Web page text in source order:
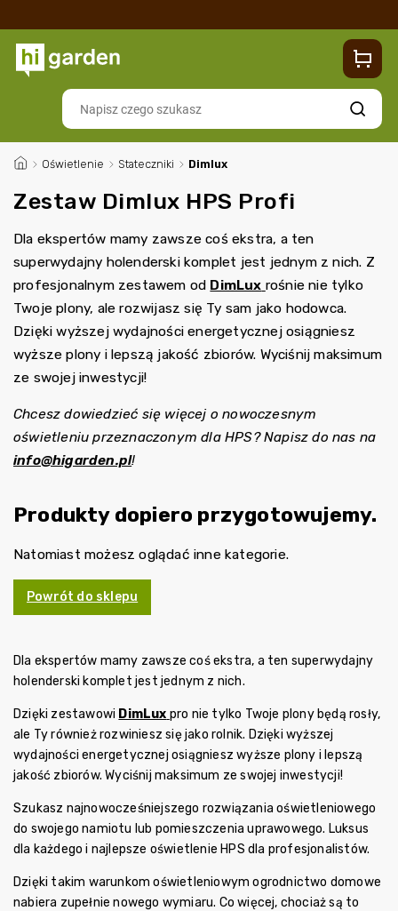
Contacts
Szukaj
/ Oświetlenie / Stateczniki / Dimlux
Zestaw Dimlux HPS Profi
Dla ekspertów mamy zawsze coś ekstra, a ten
superwydajny holenderski komplet jest jednym z nich. Z
profesjonalnym zestawem od DimLux rośnie nie tylko
Twoje plony, ale rozwijasz się Ty sam jako hodowca.
Dzięki wyższej wydajności energetycznej osiągniesz
wyższe plony i lepszą jakość zbiorów. Wyciśnij maksimum
ze swojej inwestycji!
Chcesz dowiedzieć się więcej o nowoczesnym
oświetleniu przeznaczonym dla HPS? Napisz do nas na
info@higarden.pl!
Produkty dopiero przygotowujemy.
Natomiast możesz oglądać inne kategorie.
Powrót do sklepu
Dla ekspertów mamy zawsze coś ekstra, a ten superwydajny
holenderski komplet jest jednym z nich.
Dzięki zestawowi DimLux pro nie tylko Twoje plony będą rosły,
ale Ty również rozwiniesz się jako rolnik. Dzięki wyższej
wydajności energetycznej osiągniesz wyższe plony i lepszą
jakość zbiorów. Wyciśnij maksimum ze swojej inwestycji!
Szukasz najnowocześniejszego rozwiązania oświetleniowego
do swojego namiotu lub pomieszczenia uprawowego. Luksus
dla każdego i najlepsze oświetlenie HPS dla profesjonalistów.
Dzięki takim warunkom oświetleniowym ogrodnictwo domowe
nabiera zupełnie nowego wymiaru. Co więcej, chociaż są to